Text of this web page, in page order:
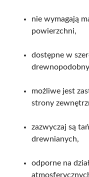
nie wymagają
powierzchni,
dostępne w
możliwe jest
strony
zazwyczaj są
drewnianych,
odporne na